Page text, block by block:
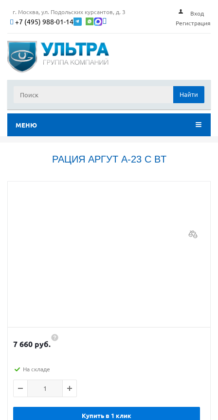
г. Москва, ул. Подольских курсантов, д. 3
+7 (495) 988-01-14
Вход
Регистрация
Найти
МЕНЮ
РАЦИЯ АРГУТ А-23 С BT
7 660 руб.
На складе
Купить в 1 клик